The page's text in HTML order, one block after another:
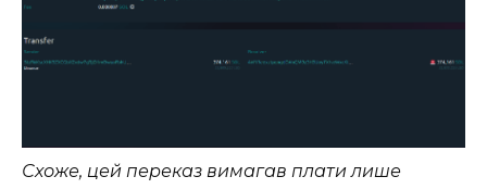
Схоже, цей переказ вимагав плати лише